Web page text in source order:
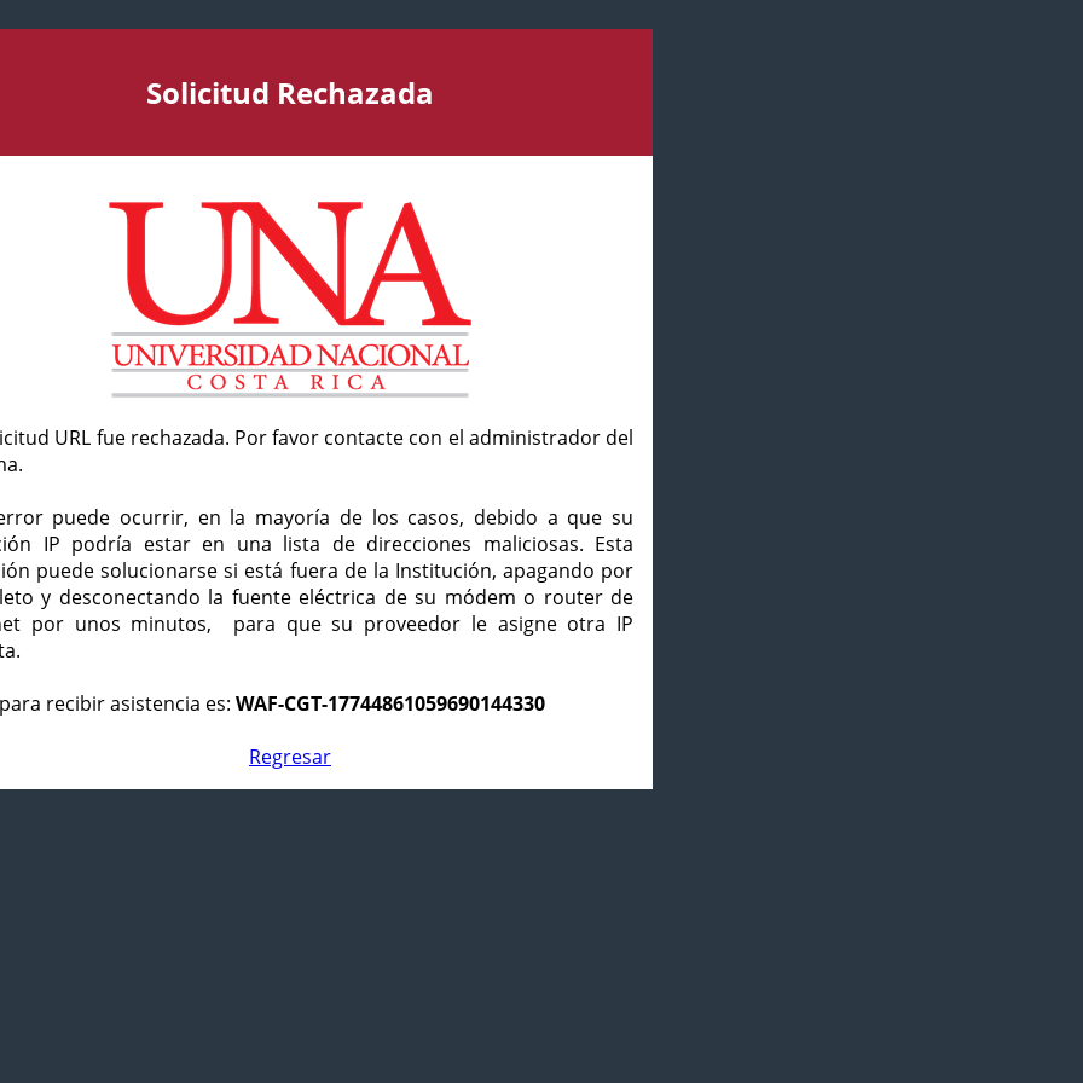
Solicitud Rechazada
URL fue rechazada. Por favor contacte con el administrador del
puede ocurrir, en la mayoría de los casos, debido a que su
IP podría estar en una lista de direcciones maliciosas. Esta
puede solucionarse si está fuera de la Institución, apagando por
y desconectando la fuente eléctrica de su módem o router de
por unos minutos, para que su proveedor le asigne otra IP
recibir asistencia es: WAF-CGT-17744861059690144330
Regresar